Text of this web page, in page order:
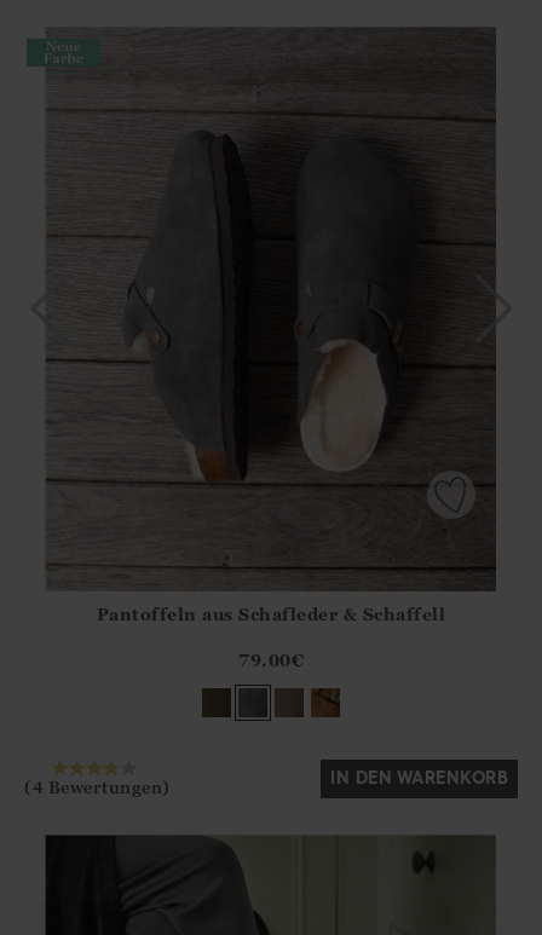
?? ""
Ja Nein
Pantoffeln aus Schafleder & Schaffell
79.00€
(4 Bewertungen) IN DEN WARENKORB